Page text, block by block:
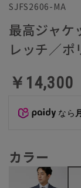
SJFS2606-MA
最高ジャケ
レッチ／
￥14,300
なら
カラー